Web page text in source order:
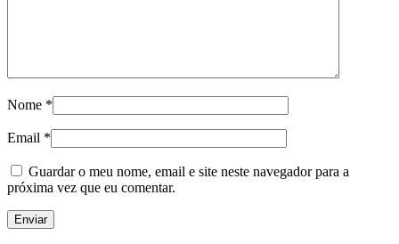
Nome *
Email *
Guardar o meu nome, email e site neste navegador para a
próxima vez que eu comentar.